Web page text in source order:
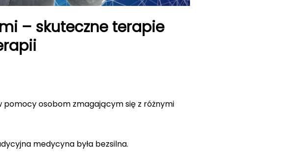
– skuteczne terapie
osobom zmagającym się z różnymi
medycyna była bezsilna.